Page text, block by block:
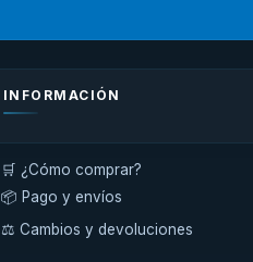
INFORMACIÓN
🛒 ¿Cómo comprar?
📦 Pago y envíos
⚖️ Cambios y devoluciones